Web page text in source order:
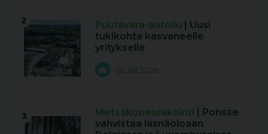
2 Puutavara-autoilu | Uusi
tukikohta kasvaneelle
yritykselle
02.08.2026
3 Metsäkoneurakointi | Ponsse
vahvistaa läsnäoloaan